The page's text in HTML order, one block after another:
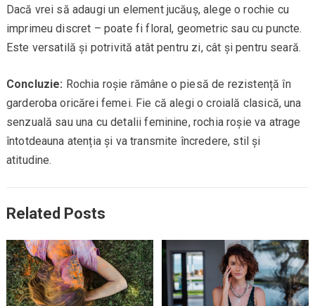
Dacă vrei să adaugi un element jucăuș, alege o rochie cu
imprimeu discret – poate fi floral, geometric sau cu puncte.
Este versatilă și potrivită atât pentru zi, cât și pentru seară.
Concluzie: Rochia roșie rămâne o piesă de rezistență în
garderoba oricărei femei. Fie că alegi o croială clasică, una
senzuală sau una cu detalii feminine, rochia roșie va atrage
întotdeauna atenția și va transmite încredere, stil și
atitudine.
Related Posts